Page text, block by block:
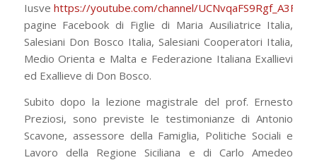
Iusve https://youtube.com/channel/
pagine Facebook di Figlie di Maria Ausiliatrice Italia,
Salesiani Don Bosco Italia, Salesiani Cooperatori Italia,
Medio Orienta e Malta e Federazione Italiana Exallievi
ed Exallieve di Don Bosco.
Subito dopo la lezione magistrale del prof. Ernesto
Preziosi, sono previste le testimonianze di Antonio
Scavone, assessore della Famiglia, Politiche Sociali e
Lavoro della Regione Siciliana e di Carlo Amedeo